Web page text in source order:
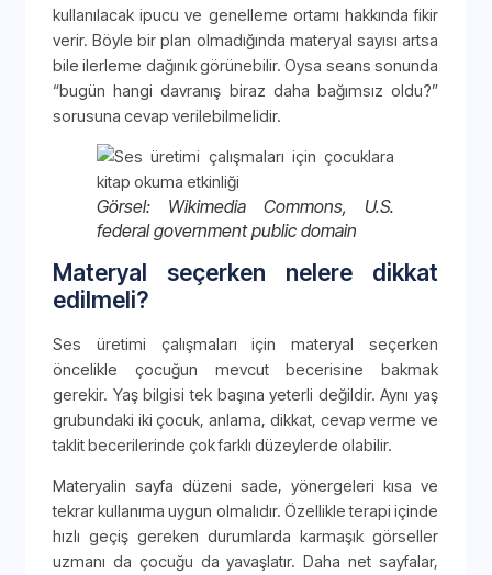
kullanılacak ipucu ve genelleme ortamı hakkında fikir
verir. Böyle bir plan olmadığında materyal sayısı artsa
bile ilerleme dağınık görünebilir. Oysa seans sonunda
“bugün hangi davranış biraz daha bağımsız oldu?”
sorusuna cevap verilebilmelidir.
Görsel: Wikimedia Commons, U.S.
federal government public domain
Materyal seçerken nelere dikkat
edilmeli?
Ses üretimi çalışmaları için materyal seçerken
öncelikle çocuğun mevcut becerisine bakmak
gerekir. Yaş bilgisi tek başına yeterli değildir. Aynı yaş
grubundaki iki çocuk, anlama, dikkat, cevap verme ve
taklit becerilerinde çok farklı düzeylerde olabilir.
Materyalin sayfa düzeni sade, yönergeleri kısa ve
tekrar kullanıma uygun olmalıdır. Özellikle terapi içinde
hızlı geçiş gereken durumlarda karmaşık görseller
uzmanı da çocuğu da yavaşlatır. Daha net sayfalar,